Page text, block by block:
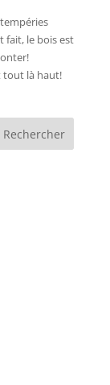
fait, le bois est
tout là haut!